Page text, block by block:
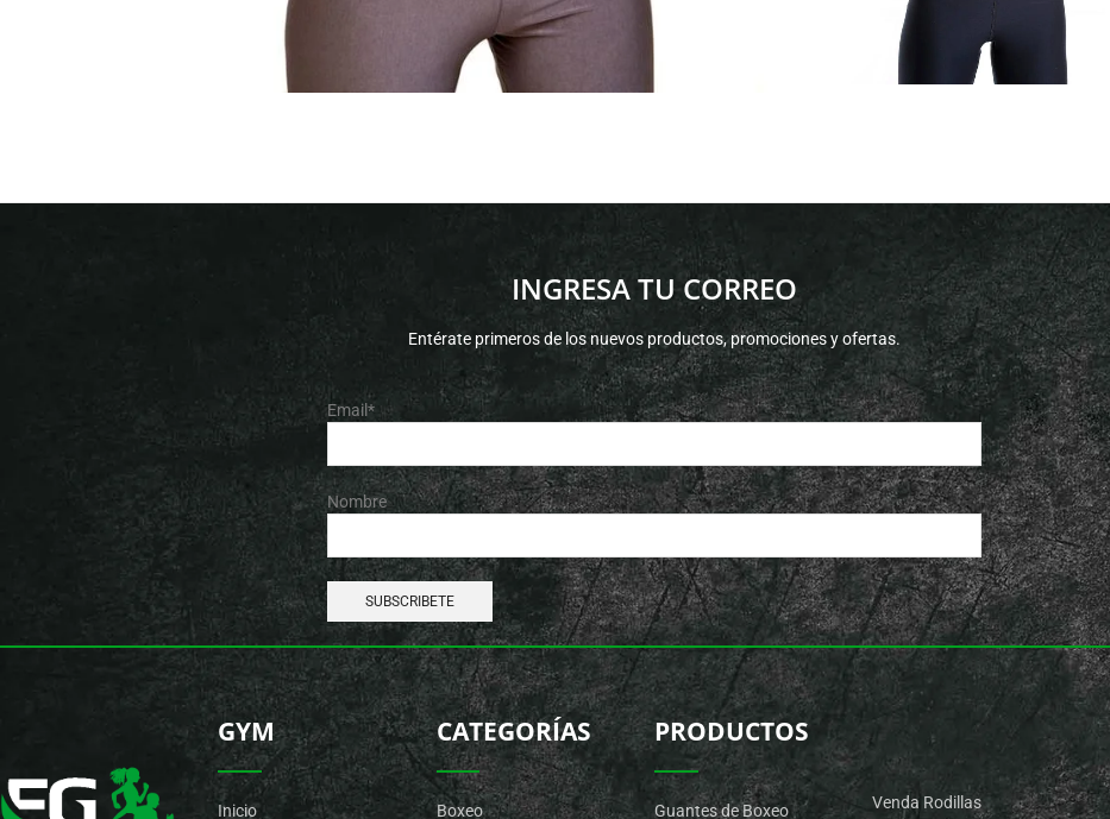
INGRESA TU CORREO
Entérate primeros de los nuevos productos, promociones y ofertas.
Email*
Nombre
GYM
Inicio
CATEGORÍAS
Boxeo
PRODUCTOS
Guantes de Boxeo Venda Rodillas